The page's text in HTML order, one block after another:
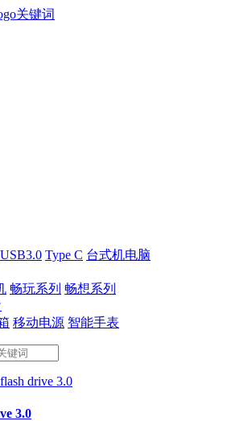
USB3.0 Type C 台式机电脑
畅玩系列 畅想系列
移动电源 智能手表
3.0